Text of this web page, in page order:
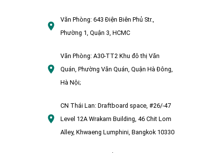
Văn Phòng:643 Điện Biên Phủ Str.,
Phường 1, Quận 3, HCMC
Văn Phòng:A30-TT2 Khu đô thị Văn
Quán, Phường Văn Quán, Quận Hà Đông,
Hà Nội;
CN Thái Lan: Draftboard space, #26/-47
Level 12A Wrakarn Building, 46 Chit Lom
Alley, Khwaeng Lumphini, Bangkok 10330